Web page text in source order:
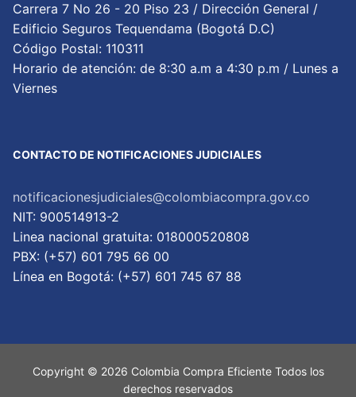
Carrera 7 No 26 - 20 Piso 23 / Dirección General /
Edificio Seguros Tequendama (Bogotá D.C)
Código Postal: 110311
Horario de atención: de 8:30 a.m a 4:30 p.m / Lunes a
Viernes
CONTACTO DE NOTIFICACIONES JUDICIALES
notificacionesjudiciales@colombiacompra.gov.co
NIT: 900514913-2
Linea nacional gratuita: 018000520808
PBX: (+57) 601 795 66 00
Lí­nea en Bogotá: (+57) 601 745 67 88
Copyright © 2026 Colombia Compra Eficiente Todos los
derechos reservados